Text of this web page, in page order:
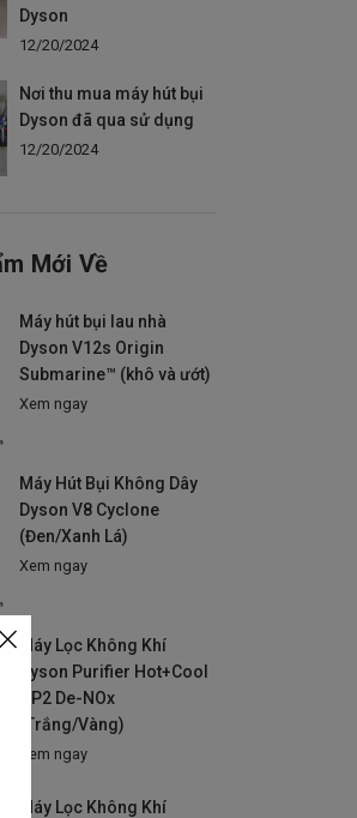
Dyson
12/20/2024
Nơi thu mua máy hút bụi
Dyson đã qua sử dụng
12/20/2024
Mới Về
Máy hút bụi lau nhà
Dyson V12s Origin
Submarine™ (khô và ướt)
Xem ngay
Máy Hút Bụi Không Dây
Dyson V8 Cyclone
(Đen/Xanh Lá)
Xem ngay
Máy Lọc Không Khí
Dyson Purifier Hot+Cool
HP2 De-NOx
(Trắng/Vàng)
Xem ngay
Máy Lọc Không Khí